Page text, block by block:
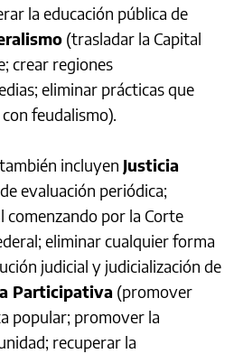
la educación pública de
(trasladar la Capital
crear regiones
eliminar prácticas que
feudalismo).
incluyen Justicia
evaluación periódica;
por la Corte
eliminar cualquier forma
judicial y judicialización de
Participativa (promover
popular; promover la
recuperar la